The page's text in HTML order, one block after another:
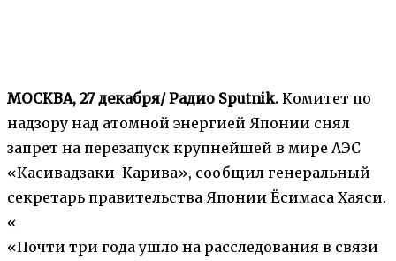
МОСКВА, 27 декабря/ Радио Sputnik. Комитет по
надзору над атомной энергией Японии снял
запрет на перезапуск крупнейшей в мире АЭС
«Касивадзаки-Карива», сообщил генеральный
секретарь правительства Японии Ёсимаса Хаяси.
«
«Почти три года ушло на расследования в связи